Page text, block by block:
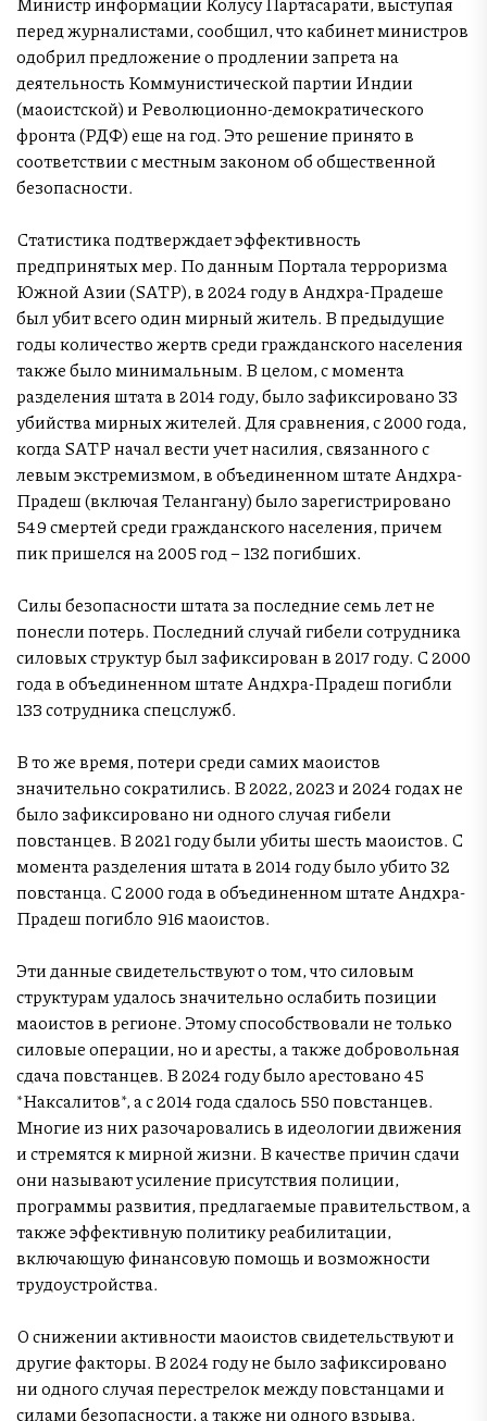
перед журналистами, сообщил, что кабинет министров
одобрил предложение о продлении запрета на
деятельность Коммунистической партии Индии
(маоистской) и Революционно-демократического
фронта (РДФ) еще на год. Это решение принято в
соответствии с местным законом об общественной
безопасности.
Статистика подтверждает эффективность
предпринятых мер. По данным Портала терроризма
Южной Азии (SATP), в 2024 году в Андхра-Прадеше
был убит всего один мирный житель. В предыдущие
годы количество жертв среди гражданского населения
также было минимальным. В целом, с момента
разделения штата в 2014 году, было зафиксировано 33
убийства мирных жителей. Для сравнения, с 2000 года,
когда SATP начал вести учет насилия, связанного с
левым экстремизмом, в объединенном штате Андхра-
Прадеш (включая Телангану) было зарегистрировано
549 смертей среди гражданского населения, причем
пик пришелся на 2005 год – 132 погибших.
Силы безопасности штата за последние семь лет не
понесли потерь. Последний случай гибели сотрудника
силовых структур был зафиксирован в 2017 году. С 2000
года в объединенном штате Андхра-Прадеш погибли
133 сотрудника спецслужб.
В то же время, потери среди самих маоистов
значительно сократились. В 2022, 2023 и 2024 годах не
было зафиксировано ни одного случая гибели
повстанцев. В 2021 году были убиты шесть маоистов. С
момента разделения штата в 2014 году было убито 32
повстанца. С 2000 года в объединенном штате Андхра-
Прадеш погибло 916 маоистов.
Эти данные свидетельствуют о том, что силовым
структурам удалось значительно ослабить позиции
маоистов в регионе. Этому способствовали не только
силовые операции, но и аресты, а также добровольная
сдача повстанцев. В 2024 году было арестовано 45
*Наксалитов*, а с 2014 года сдалось 550 повстанцев.
Многие из них разочаровались в идеологии движения
и стремятся к мирной жизни. В качестве причин сдачи
они называют усиление присутствия полиции,
программы развития, предлагаемые правительством, а
также эффективную политику реабилитации,
включающую финансовую помощь и возможности
трудоустройства.
О снижении активности маоистов свидетельствуют и
другие факторы. В 2024 году не было зафиксировано
ни одного случая перестрелок между повстанцами и
силами безопасности, а также ни одного взрыва.